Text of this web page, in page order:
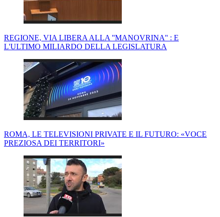
REGIONE, VIA LIBERA ALLA ''MANOVRINA'' : E
L'ULTIMO MILIARDO DELLA LEGISLATURA
ROMA, LE TELEVISIONI PRIVATE E IL FUTURO: «VOCE
PREZIOSA DEI TERRITORI»